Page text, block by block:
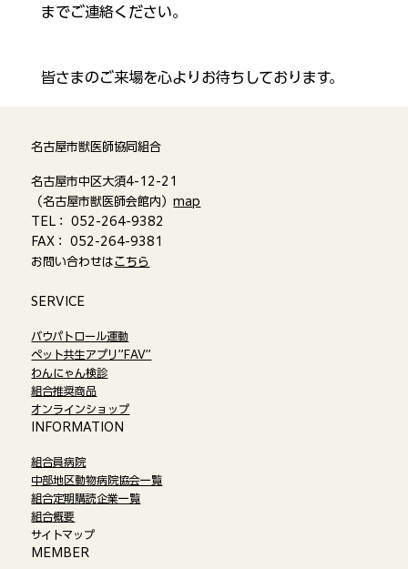
までご連絡ください。​
皆さまのご来場を心よりお待ちしております。
名古屋市獣医師協同組合
名古屋市中区大須4-12-21
（名古屋市獣医師会館内）map
TEL： 052-264-9382
FAX： 052-264-9381
お問い合わせはこちら
​SERVICE
バウパトロール運動
ペット共生アプリ”FAV”
わんにゃん検診
組合推奨商品
オンラインショップ​
​INFORMATION
組合員病院
中部地区動物病院協会一覧
組合定期購読企業一覧
組合概要
サイトマップ
​MEMBER